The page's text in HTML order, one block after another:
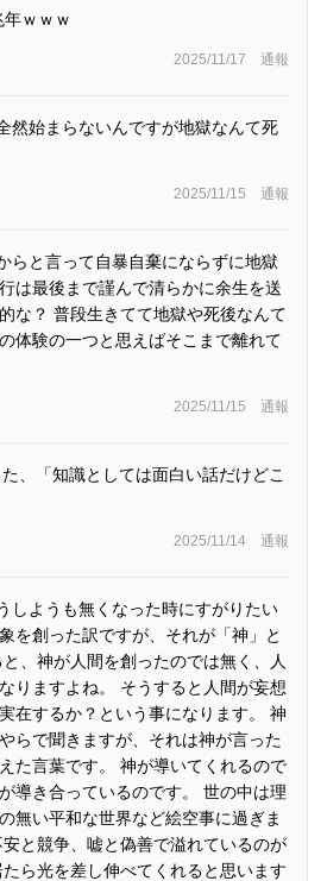
ｗｗｗ
2025/11/17 通報
然始まらないんですが地獄なんて死
2025/11/15 通報
らと言って自暴自棄にならずに地獄
は最後まで謹んで清らかに余生を送
な？ 普段生きてて地獄や死後なんて
体験の一つと思えばそこまで離れて
2025/11/15 通報
、「知識としては面白い話だけどこ
2025/11/14 通報
しようも無くなった時にすがりたい
を創った訳ですが、それが「神」と
、神が人間を創ったのでは無く、人
りますよね。 そうすると人間が妄想
在するか？という事になります。 神
らで聞きますが、それは神が言った
た言葉です。 神が導いてくれるので
導き合っているのです。 世の中は理
無い平和な世界など絵空事に過ぎま
と競争、嘘と偽善で溢れているのが
ら光を差し伸べてくれると思います